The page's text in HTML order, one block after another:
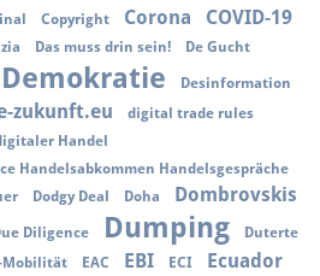
Copyright Corona COVID-19
Das muss drin sein! De Gucht
Demokratie Desinformation
zukunft.eu
digital trade rules
Handel
Handelsabkommen Handelsgespräche
Dodgy Deal Doha Dombrovskis
Diligence Dumping
Duterte
Mobilität EAC EBI ECI Ecuador